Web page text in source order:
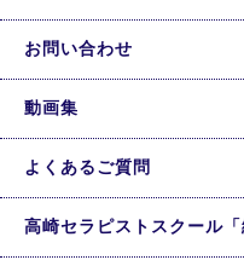
お問い合わせ
動画集
よくあるご質問
高崎セラピストスクール